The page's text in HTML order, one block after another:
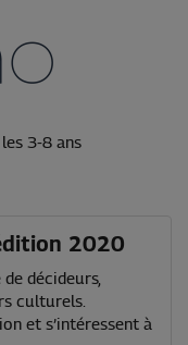
3-8 ans
2020
décideurs,
culturels.
et s’intéressent à